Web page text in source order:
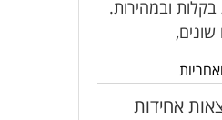
בקלות ובמהירות.
אחידות